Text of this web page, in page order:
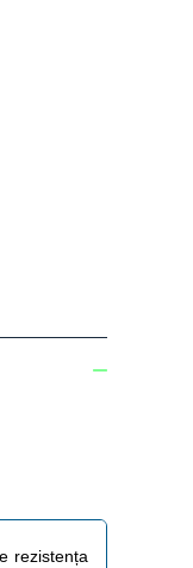
rezistența